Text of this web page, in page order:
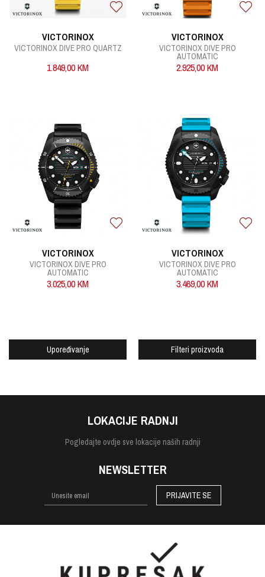
VICTORINOX
VICTORINOX DIVE PRO QUARTZ
1.849,00KM
VICTORINOX
VICTORINOX DIVE PRO
AUTOMATIC
2.925,00KM
VICTORINOX
VICTORINOX DIVE PRO
AUTOMATIC
3.025,00KM
VICTORINOX
VICTORINOX DIVE PRO
AUTOMATIC
3.469,00KM
Upoređivanje Filteri proizvoda
LOKACIJE RADNJI
Pogledajte ovdje sve lokacije naših radnji
NEWSLETTER
PRIJAVITE SE